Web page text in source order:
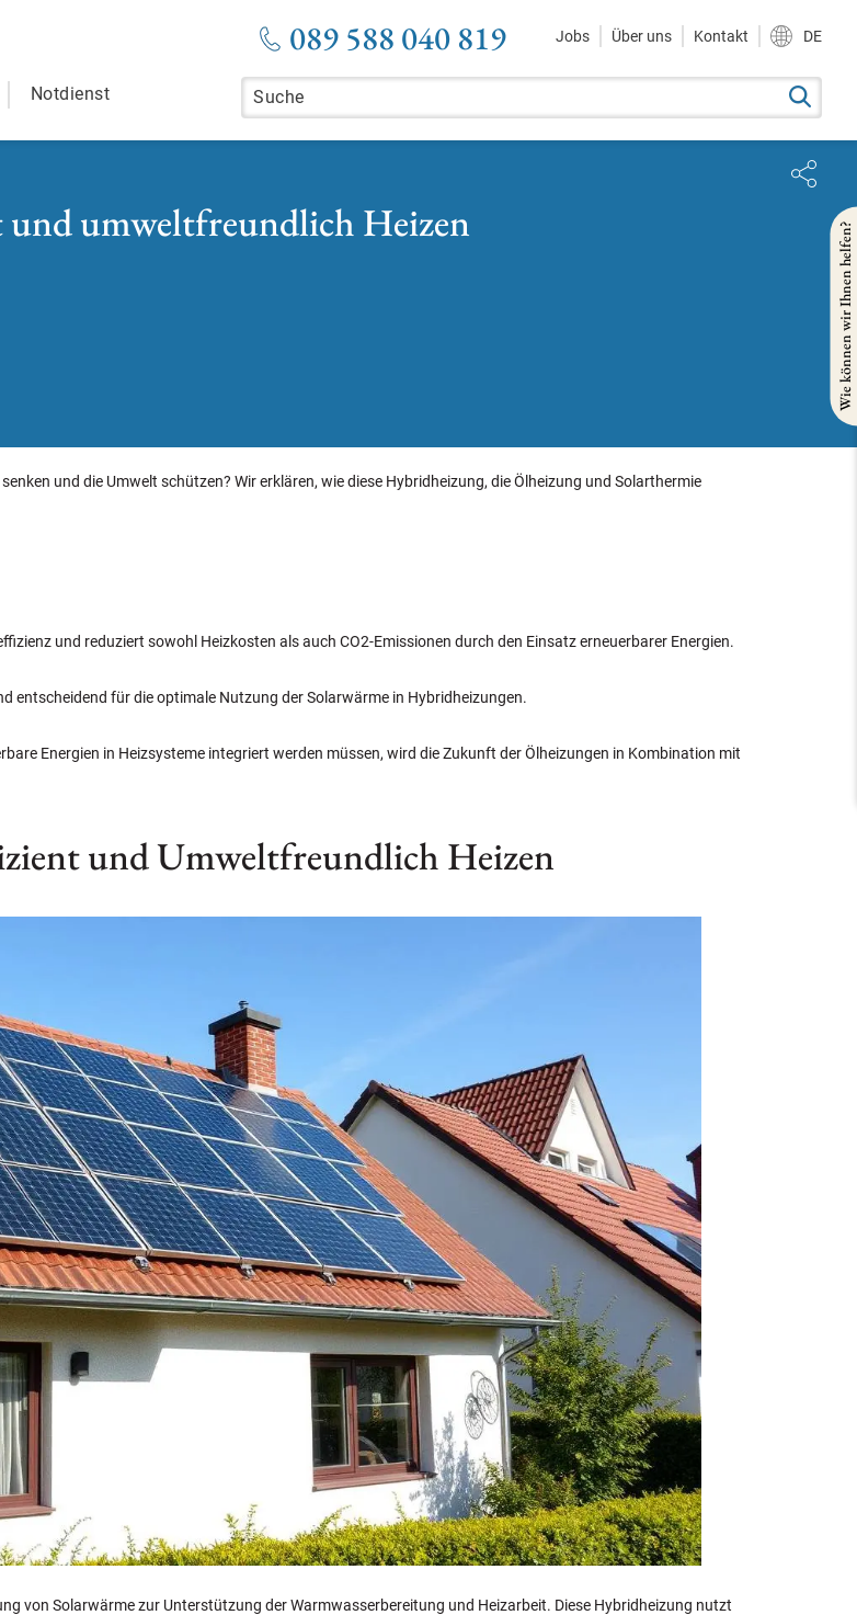
089 588 040 819 Jobs Über uns Kontakt DE
Notdienst
umweltfreundlich Heizen
und die Umwelt schützen? Wir erklären, wie diese Hybridheizung, die Ölheizung und Solarthermie
und reduziert sowohl Heizkosten als auch CO2-Emissionen durch den Einsatz erneuerbarer Energien.
entscheidend für die optimale Nutzung der Solarwärme in Hybridheizungen.
Energien in Heizsysteme integriert werden müssen, wird die Zukunft der Ölheizungen in Kombination mit
und Umweltfreundlich Heizen
von Solarwärme zur Unterstützung der Warmwasserbereitung und Heizarbeit. Diese Hybridheizung nutzt
Wie können wir Ihnen helfen?